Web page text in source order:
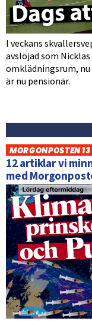
I veckans
avslöjad som
omklädningsrum, nu
är nu pensionär.
MORGONPOSTEN
12 artiklar vi
med